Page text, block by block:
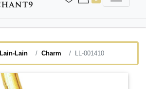
Lain-Lain Charm LL-001410